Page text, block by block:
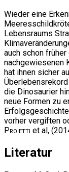
Wieder eine
Lebensraums
auch schon
nachgewiesenen
hat ihnen sicher
die Dinosaurier
neue Formen zu
vorher vergiften
Proietti et al,
Literatur